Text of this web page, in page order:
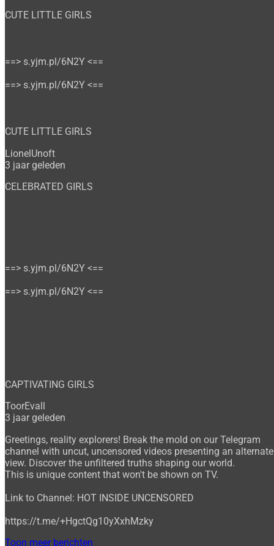
CUTE LITTLE GIRLS
==> s.yjm.pl/6N2Y <==
==> s.yjm.pl/6N2Y <==
CUTE LITTLE GIRLS
LionelUnoft
3 jaar geleden
CELEBRATED GIRLS
==> s.yjm.pl/6N2Y <==
==> s.yjm.pl/6N2Y <==
CAPTIVATING GIRLS
ToorEvall
3 jaar geleden
Greetings, reality explorers! Break the mold on our Telegram
channel with uncut, uncensored videos presenting an alternate
view. Discover the unfiltered truths shaping our world.
This is unique content that won't be shown on TV.
Link to Channel: HOT INSIDE UNCENSORED
https://t.me/+HgctQg10yXxhMzky
Toon meer berichten